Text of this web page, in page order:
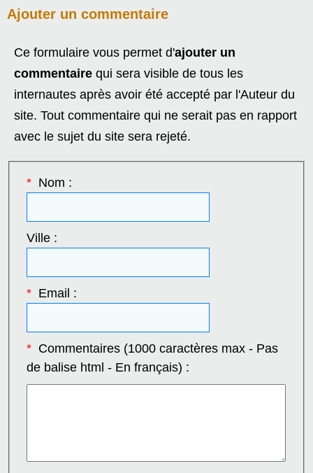
Ajouter un commentaire
Ce formulaire vous permet d'ajouter un
commentaire qui sera visible de tous les
internautes après avoir été accepté par l'Auteur du
site. Tout commentaire qui ne serait pas en rapport
avec le sujet du site sera rejeté.
*Nom :
Ville :
*Email :
*Commentaires (1000 caractères max - Pas
de balise html - En français) :